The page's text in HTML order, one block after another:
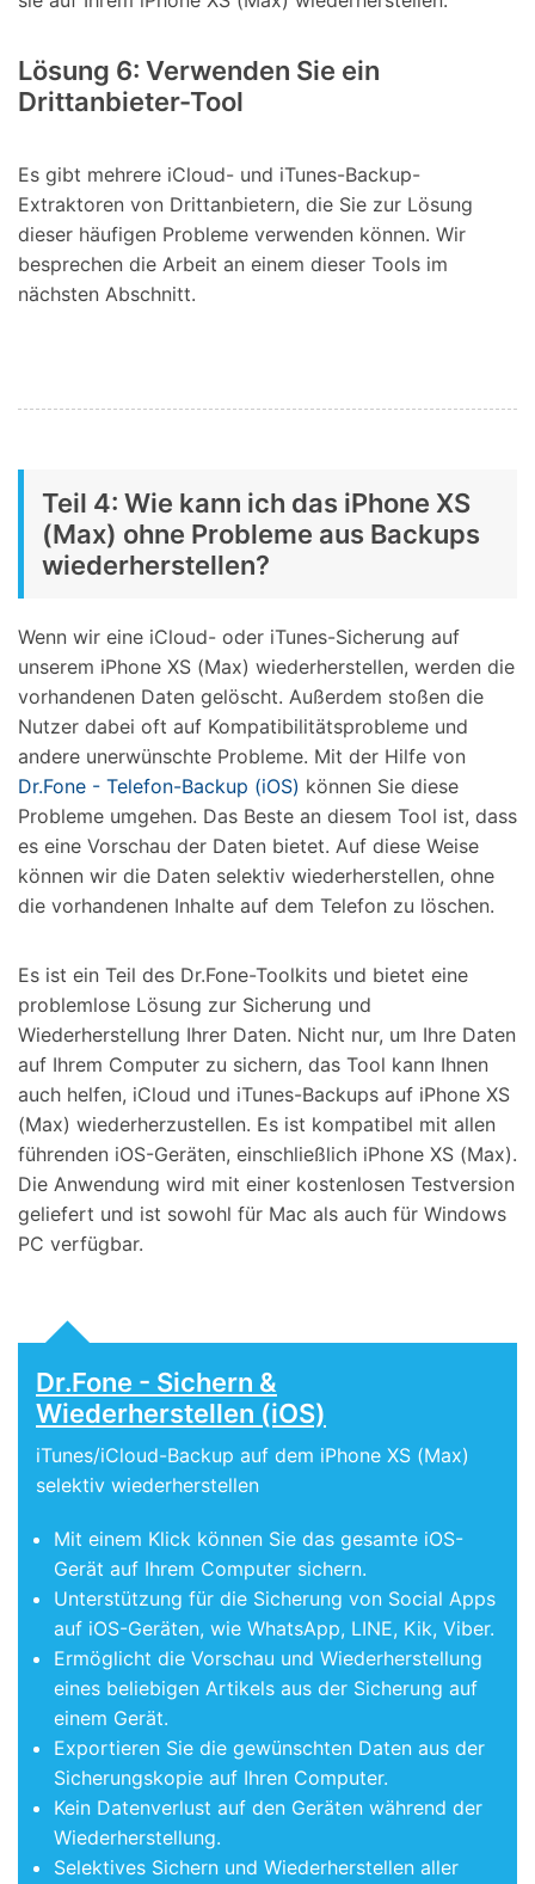
Lösung 6: Verwenden Sie ein
Drittanbieter-Tool
Es gibt mehrere iCloud- und iTunes-Backup-
Extraktoren von Drittanbietern, die Sie zur Lösung
dieser häufigen Probleme verwenden können. Wir
besprechen die Arbeit an einem dieser Tools im
nächsten Abschnitt.
Teil 4: Wie kann ich das iPhone XS
(Max) ohne Probleme aus Backups
wiederherstellen?
Wenn wir eine iCloud- oder iTunes-Sicherung auf
unserem iPhone XS (Max) wiederherstellen, werden die
vorhandenen Daten gelöscht. Außerdem stoßen die
Nutzer dabei oft auf Kompatibilitätsprobleme und
andere unerwünschte Probleme. Mit der Hilfe von
Dr.Fone - Telefon-Backup (iOS) können Sie diese
Probleme umgehen. Das Beste an diesem Tool ist, dass
es eine Vorschau der Daten bietet. Auf diese Weise
können wir die Daten selektiv wiederherstellen, ohne
die vorhandenen Inhalte auf dem Telefon zu löschen.
Es ist ein Teil des Dr.Fone-Toolkits und bietet eine
problemlose Lösung zur Sicherung und
Wiederherstellung Ihrer Daten. Nicht nur, um Ihre Daten
auf Ihrem Computer zu sichern, das Tool kann Ihnen
auch helfen, iCloud und iTunes-Backups auf iPhone XS
(Max) wiederherzustellen. Es ist kompatibel mit allen
führenden iOS-Geräten, einschließlich iPhone XS (Max).
Die Anwendung wird mit einer kostenlosen Testversion
geliefert und ist sowohl für Mac als auch für Windows
PC verfügbar.
Dr.Fone - Sichern &
Wiederherstellen (iOS)
iTunes/iCloud-Backup auf dem iPhone XS (Max)
selektiv wiederherstellen
Mit einem Klick können Sie das gesamte iOS-
Gerät auf Ihrem Computer sichern.
Unterstützung für die Sicherung von Social Apps
auf iOS-Geräten, wie WhatsApp, LINE, Kik, Viber.
Ermöglicht die Vorschau und Wiederherstellung
eines beliebigen Artikels aus der Sicherung auf
einem Gerät.
Exportieren Sie die gewünschten Daten aus der
Sicherungskopie auf Ihren Computer.
Kein Datenverlust auf den Geräten während der
Wiederherstellung.
Selektives Sichern und Wiederherstellen aller